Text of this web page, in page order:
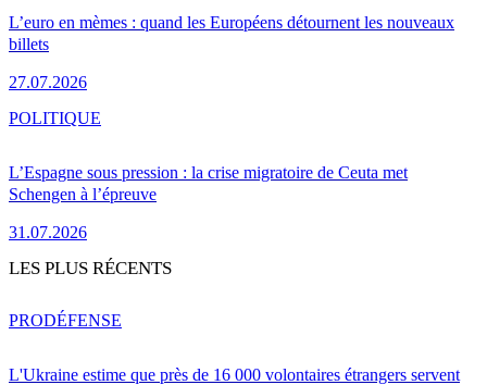
L’euro en mèmes : quand les Européens détournent les nouveaux
billets
27.07.2026
L’Espagne sous pression : la crise migratoire de Ceuta met
Schengen à l’épreuve
31.07.2026
POLITIQUE
LES PLUS RÉCENTS
L'Ukraine estime que près de 16 000 volontaires étrangers servent
PRODÉFENSE